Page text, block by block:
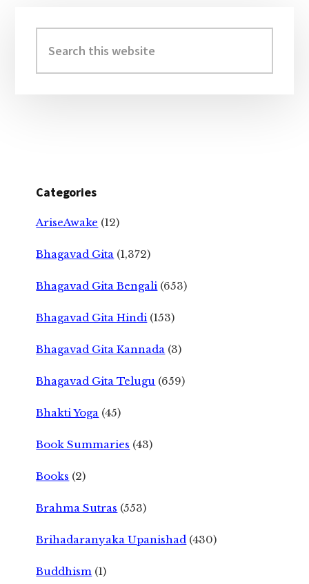
Sidebar
this
website
Categories
AriseAwake (12)
Bhagavad Gita (1,372)
Bhagavad Gita Bengali (653)
Bhagavad Gita Hindi (153)
Bhagavad Gita Kannada (3)
Bhagavad Gita Telugu (659)
Bhakti Yoga (45)
Book Summaries (43)
Books (2)
Brahma Sutras (553)
Brihadaranyaka Upanishad (430)
Buddhism (1)